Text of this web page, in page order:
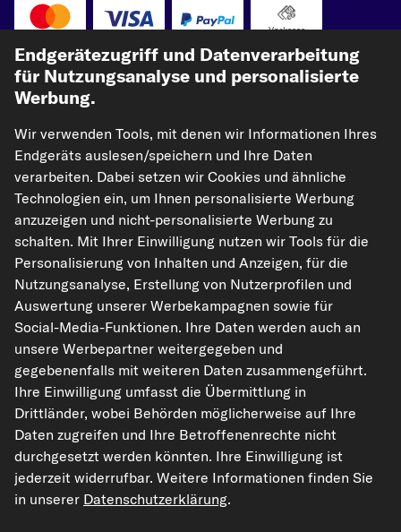
Vorkasse
Unsere Versandpartner
kfzteile24.de carpardoo.nl
carpardoo.fr
carpardoo.dk
Die hier dargestellten Daten, insbesondere die gesamte Datenbank, dürfen
nicht vervielfältigt werden. Die Vervielfältigung und Verbreitung der Daten und
der Datenbank ohne vorherige Einwilligung von TecAlliance und/oder die
Einbeziehung Dritter in solche Aktivitäten ist streng verboten. Jegliche
unautorisierte Nutzung von Inhalten stellt eine Verletzung des Urheberrechts
dar und kann rechtliche Schritte nach sich ziehen.
Vertrag widerrufen
Endgerätezugriff und Datenverarbeitung
für Nutzungsanalyse und personalisierte
Werbung.
Wir verwenden Tools, mit denen wir Informationen Ihres
Endgeräts auslesen/speichern und Ihre Daten
verarbeiten. Dabei setzen wir Cookies und ähnliche
Technologien ein, um Ihnen personalisierte Werbung
anzuzeigen und nicht-personalisierte Werbung zu
schalten. Mit Ihrer Einwilligung nutzen wir Tools für die
Personalisierung von Inhalten und Anzeigen, für die
Nutzungsanalyse, Erstellung von Nutzerprofilen und
Auswertung unserer Werbekampagnen sowie für
Social-Media-Funktionen. Ihre Daten werden auch an
unsere Werbepartner weitergegeben und
gegebenenfalls mit weiteren Daten zusammengeführt.
Ihre Einwilligung umfasst die Übermittlung in
Drittländer, wobei Behörden möglicherweise auf Ihre
Daten zugreifen und Ihre Betroffenenrechte nicht
durchgesetzt werden könnten. Ihre Einwilligung ist
jederzeit widerrufbar. Weitere Informationen finden Sie
in unserer Datenschutzerklärung.